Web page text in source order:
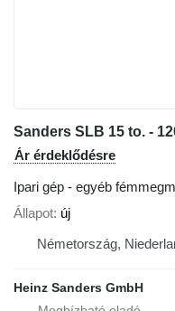
Sanders SLB 15 to. -
Ár érdeklődésre
Ipari gép - egyéb
Állapot új
Németország,
Heinz Sanders GmbH